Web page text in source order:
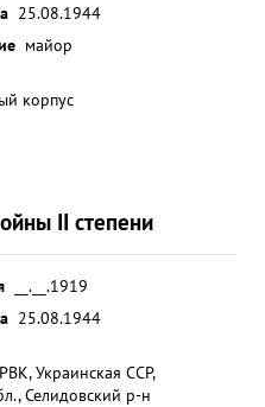
25.08.1944
майор
корпус
II степени
__.__.1919
25.08.1944
Украинская ССР,
Селидовский р-н